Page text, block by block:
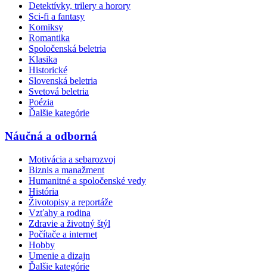
Detektívky, trilery a horory
Sci-fi a fantasy
Komiksy
Romantika
Spoločenská beletria
Klasika
Historické
Slovenská beletria
Svetová beletria
Poézia
Ďalšie kategórie
Náučná a odborná
Motivácia a sebarozvoj
Biznis a manažment
Humanitné a spoločenské vedy
História
Životopisy a reportáže
Vzťahy a rodina
Zdravie a životný štýl
Počítače a internet
Hobby
Umenie a dizajn
Ďalšie kategórie